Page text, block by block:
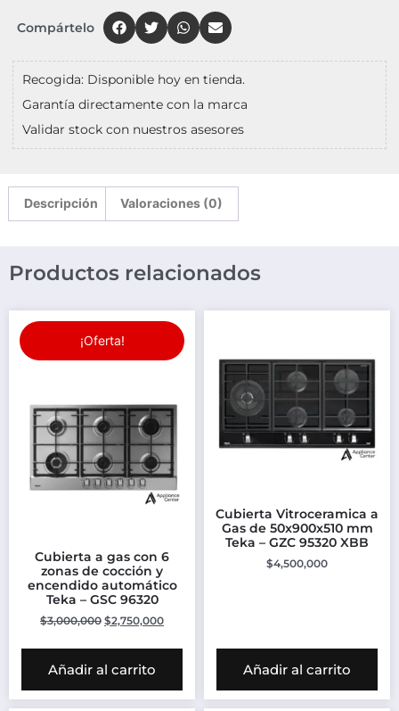
Compártelo
Recogida: Disponible hoy en tienda.
Garantía directamente con la marca
Validar stock con nuestros asesores
Descripción Valoraciones (0)
Productos relacionados
¡Oferta!
Cubierta a gas con 6
zonas de cocción y
encendido automático
Teka – GSC 96320
$3,000,000 $2,750,000
Añadir al carrito
Cubierta Vitroceramica a
Gas de 50x900x510 mm
Teka – GZC 95320 XBB
$4,500,000
Añadir al carrito